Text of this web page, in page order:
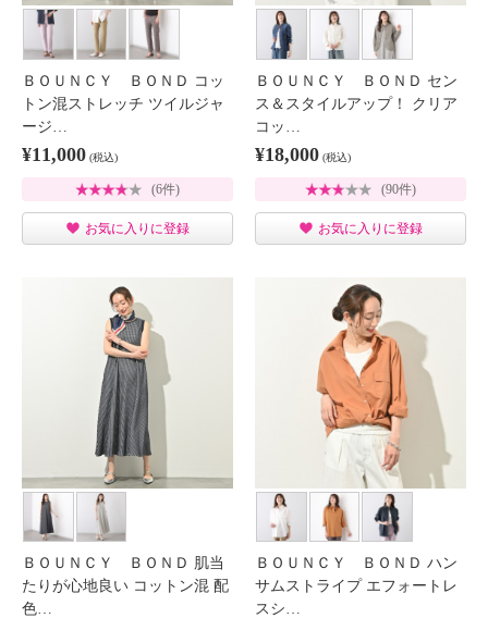
ＢＯＵＮＣＹ ＢＯＮＤ コッ
トン混ストレッチ ツイルジャ
ージ…
¥11,000 (税込)
(6件)
お気に入りに登録
ＢＯＵＮＣＹ ＢＯＮＤ セン
ス＆スタイルアップ！ クリア
コッ…
¥18,000 (税込)
(90件)
お気に入りに登録
ＢＯＵＮＣＹ ＢＯＮＤ 肌当
たりが心地良い コットン混 配
色…
ＢＯＵＮＣＹ ＢＯＮＤ ハン
サムストライプ エフォートレ
スシ…